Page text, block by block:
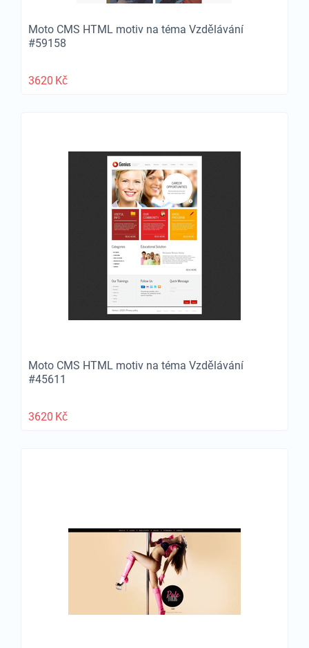
Moto CMS HTML motiv na téma Vzdělávání
#59158
3620 Kč
Moto CMS HTML motiv na téma Vzdělávání
#45611
3620 Kč